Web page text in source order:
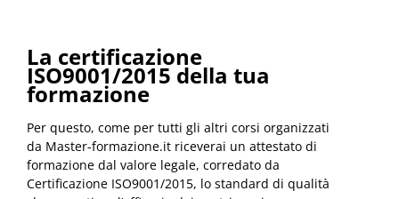
La certificazione
ISO9001/2015 della tua
formazione
Per questo, come per tutti gli altri corsi organizzati
da Master-formazione.it riceverai un attestato di
formazione dal valore legale, corredato da
Certificazione ISO9001/2015, lo standard di qualità